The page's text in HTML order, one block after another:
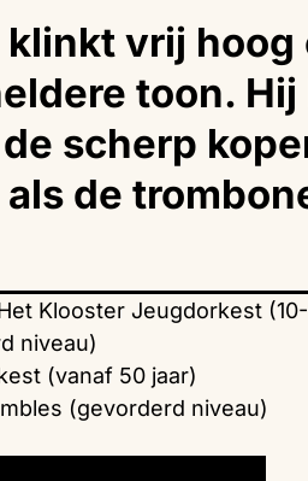
vrij hoog
toon.
scherp
de
Klooster Jeugdorkest (10-
niveau)
(vanaf 50 jaar)
(gevorderd niveau)